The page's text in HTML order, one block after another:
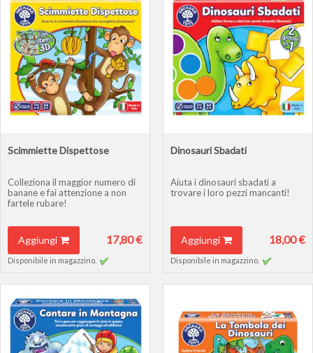
Scimmiette Dispettose
Colleziona il maggior numero di
banane e fai attenzione a non
fartele rubare!
Aggiungi 17,80 €
Disponibile in magazzino.
Dinosauri Sbadati
Aiuta i dinosauri sbadati a
trovare i loro pezzi mancanti!
Aggiungi 18,00 €
Disponibile in magazzino.